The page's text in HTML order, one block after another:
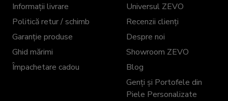
Informații livrare
Politică retur / schimb
Garanție produse
Ghid mărimi
Împachetare cadou
Universul ZEVO
Recenzii clienți
Despre noi
Showroom ZEVO
Blog
Genți și Portofele din
Piele Personalizate